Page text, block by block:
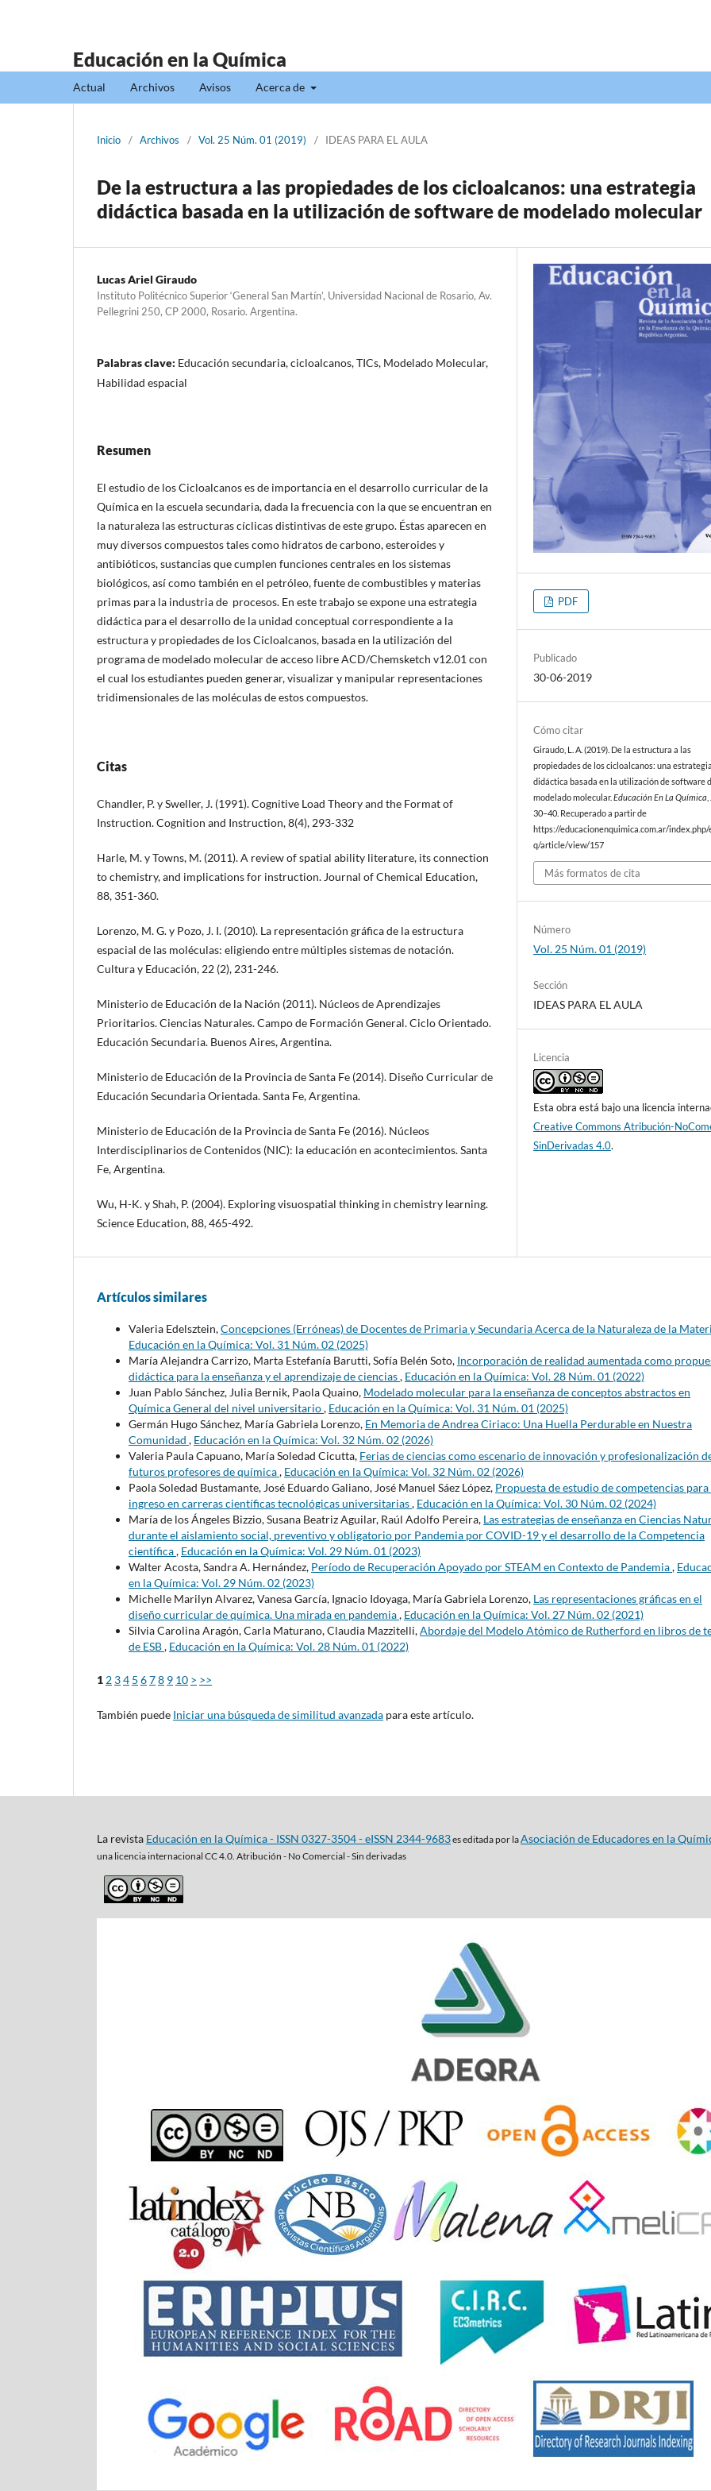
Educación en la Química
Actual Archivos Avisos Acerca de
Inicio / Archivos / Vol. 25 Núm. 01 (2019) / IDEAS PARA EL AULA
De la estructura a las propiedades de los cicloalcanos: una estrategia
didáctica basada en la utilización de software de modelado molecular
Lucas Ariel Giraudo
Instituto Politécnico Superior ‘General San Martín’, Universidad Nacional de Rosario, Av.
Pellegrini 250, CP 2000, Rosario. Argentina.
Palabras clave: Educación secundaria, cicloalcanos, TICs, Modelado Molecular,
Habilidad espacial
Resumen
El estudio de los Cicloalcanos es de importancia en el desarrollo curricular de la
Química en la escuela secundaria, dada la frecuencia con la que se encuentran en
la naturaleza las estructuras cíclicas distintivas de este grupo. Éstas aparecen en
muy diversos compuestos tales como hidratos de carbono, esteroides y
antibióticos, sustancias que cumplen funciones centrales en los sistemas
biológicos, así como también en el petróleo, fuente de combustibles y materias
primas para la industria de procesos. En este trabajo se expone una estrategia
didáctica para el desarrollo de la unidad conceptual correspondiente a la
estructura y propiedades de los Cicloalcanos, basada en la utilización del
programa de modelado molecular de acceso libre ACD/Chemsketch v12.01 con
el cual los estudiantes pueden generar, visualizar y manipular representaciones
tridimensionales de las moléculas de estos compuestos.
Citas
Chandler, P. y Sweller, J. (1991). Cognitive Load Theory and the Format of
Instruction. Cognition and Instruction, 8(4), 293-332
Harle, M. y Towns, M. (2011). A review of spatial ability literature, its connection
to chemistry, and implications for instruction. Journal of Chemical Education,
88, 351-360.
Lorenzo, M. G. y Pozo, J. I. (2010). La representación gráfica de la estructura
espacial de las moléculas: eligiendo entre múltiples sistemas de notación.
Cultura y Educación, 22 (2), 231-246.
Ministerio de Educación de la Nación (2011). Núcleos de Aprendizajes
Prioritarios. Ciencias Naturales. Campo de Formación General. Ciclo Orientado.
Educación Secundaria. Buenos Aires, Argentina.
Ministerio de Educación de la Provincia de Santa Fe (2014). Diseño Curricular de
Educación Secundaria Orientada. Santa Fe, Argentina.
Ministerio de Educación de la Provincia de Santa Fe (2016). Núcleos
Interdisciplinarios de Contenidos (NIC): la educación en acontecimientos. Santa
Fe, Argentina.
Wu, H-K. y Shah, P. (2004). Exploring visuospatial thinking in chemistry learning.
Science Education, 88, 465-492.
PDF
Publicado
30-06-2019
Cómo citar
Giraudo, L. A. (2019). De la estructura a las
propiedades de los cicloalcanos: una estrategia
didáctica basada en la utilización de software
modelado molecular.Educación En La Química
30–40. Recuperado a partir de
https://educacionenquimica.com.ar/index.php/
q/article/view/157
Más formatos de cita
Número
Vol. 25 Núm. 01 (2019)
Sección
IDEAS PARA EL AULA
Licencia
Esta obra está bajo una licencia
Creative Commons Atribución-
SinDerivadas 4.0.
Artículos similares
Valeria Edelsztein,Concepciones (Erróneas) de Docentes de Primaria y Secundaria Acerca de la Naturaleza de la
Educación en la Química: Vol. 31 Núm. 02 (2025)
María Alejandra Carrizo, Marta Estefanía Barutti, Sofía Belén Soto, Incorporación de realidad aumentada como
didáctica para la enseñanza y el aprendizaje de ciencias, Educación en la Química: Vol. 28 Núm. 01 (2022)
Juan Pablo Sánchez, Julia Bernik, Paola Quaino, Modelado molecular para la enseñanza de conceptos abstractos en
Química General del nivel universitario, Educación en la Química: Vol. 31 Núm. 01 (2025)
Germán Hugo Sánchez, María Gabriela Lorenzo, En Memoria de Andrea Ciriaco: Una Huella Perdurable en Nuestra
Comunidad , Educación en la Química: Vol. 32 Núm. 02 (2026)
Valeria Paula Capuano, María Soledad Cicutta, Ferias de ciencias como escenario de innovación y profesionalización
futuros profesores de química, Educación en la Química: Vol. 32 Núm. 02 (2026)
Paola Soledad Bustamante, José Eduardo Galiano, José Manuel Sáez López, Propuesta de estudio de competencias para
ingreso en carreras científicas tecnológicas universitarias, Educación en la Química: Vol. 30 Núm. 02 (2024)
María de los Ángeles Bizzio, Susana Beatriz Aguilar, Raúl Adolfo Pereira, Las estrategias de enseñanza en Ciencias
durante el aislamiento social, preventivo y obligatorio por Pandemia por COVID-19 y el desarrollo de la Competencia
científica, Educación en la Química: Vol. 29 Núm. 01 (2023)
Walter Acosta, Sandra A. Hernández, Período de Recuperación Apoyado por STEAM en Contexto de Pandemia,
en la Química: Vol. 29 Núm. 02 (2023)
Michelle Marilyn Alvarez, Vanesa García, Ignacio Idoyaga, María Gabriela Lorenzo, Las representaciones gráficas en el
diseño curricular de química. Una mirada en pandemia, Educación en la Química: Vol. 27 Núm. 02 (2021)
Silvia Carolina Aragón, Carla Maturano, Claudia Mazzitelli,Abordaje del Modelo Atómico de Rutherford en libros de
de ESB, Educación en la Química: Vol. 28 Núm. 01 (2022)
1 2 34 5 678 9 10 > >>
También puede Iniciar una búsqueda de similitud avanzada para este artículo.
La revista Educación en la Química - ISSN 0327-3504 - eISSN 2344-9683es editada por laAsociación de Educadores en la
una licencia internacional CC 4.0. Atribución - No Comercial - Sin derivadas